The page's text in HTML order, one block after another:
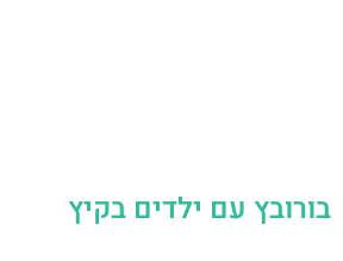
בורובץ עם ילדים בקיץ